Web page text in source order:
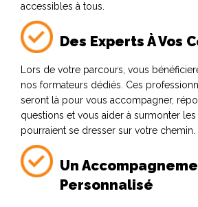
accessibles à tous.
Des Experts À Vos
Lors de votre parcours, vous
nos formateurs dédiés. Ces
seront là pour vous accompagner,
questions et vous aider à surmonter
pourraient se dresser sur votre chemin.
Un
Personnalisé